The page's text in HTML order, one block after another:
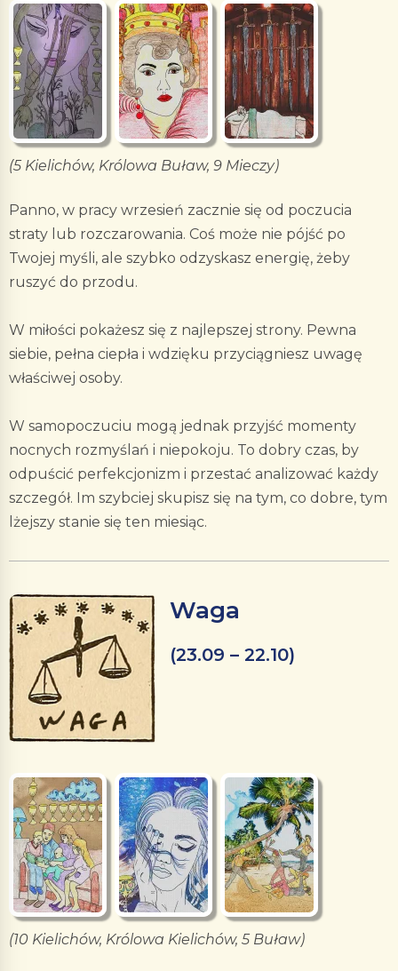
(5 Kielichów, Królowa Buław, 9 Mieczy)
Panno, w pracy wrzesień zacznie się od poczucia
straty lub rozczarowania. Coś może nie pójść po
Twojej myśli, ale szybko odzyskasz energię, żeby
ruszyć do przodu.
W miłości pokażesz się z najlepszej strony. Pewna
siebie, pełna ciepła i wdzięku przyciągniesz uwagę
właściwej osoby.
W samopoczuciu mogą jednak przyjść momenty
nocnych rozmyślań i niepokoju. To dobry czas, by
odpuścić perfekcjonizm i przestać analizować każdy
szczegół. Im szybciej skupisz się na tym, co dobre, tym
lżejszy stanie się ten miesiąc.
Waga
(23.09 – 22.10)
(10 Kielichów, Królowa Kielichów, 5 Buław)